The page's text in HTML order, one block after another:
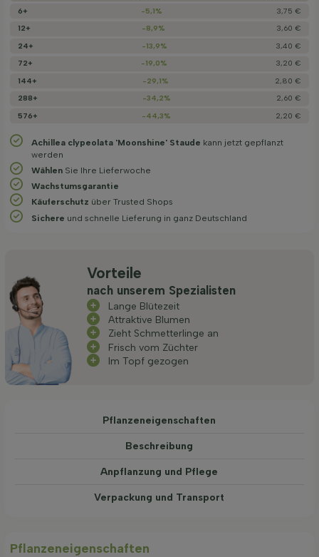
6+
-5,1%
3,75 €
12+
-8,9%
3,60 €
24+
-13,9%
3,40 €
72+
-19,0%
3,20 €
144+
-29,1%
2,80 €
288+
-34,2%
2,60 €
576+
-44,3% 2,20 €
Achillea clypeolata 'Moonshine' Staude kann jetzt gepflanzt
werden
Wählen Sie Ihre Lieferwoche
Wachstums­garantie
Käuferschutz über Trusted Shops
Sichere und schnelle Lieferung in ganz Deutschland
Vorteile
nach unserem Spezialisten
Lange Blütezeit
Attraktive Blumen
Zieht Schmetterlinge an
Frisch vom Züchter
Im Topf gezogen
Pflanzeneigenschaften
Beschreibung
Anpflanzung und Pflege
Verpackung und Transport
Pflanzeneigenschaften